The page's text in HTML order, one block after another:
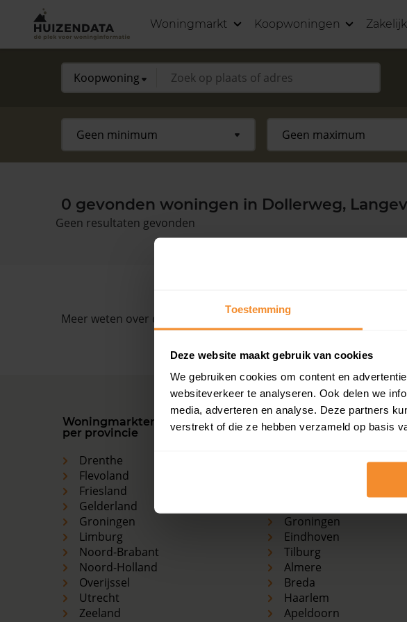
Toestemming
Deze website maakt gebruik van cookies
We gebruiken cookies om content en
websiteverkeer te analyseren. Ook delen we
media, adverteren en analyse. Deze partners
verstrekt of die ze hebben verzameld op basis
Woningmarkt Koopwoningen Zakelijk
0 gevonden woningen in Dollerweg,
Geen resultaten gevonden
Meer weten over de ontwikkelingen van de huizenprijzen,
Woningmarkten
per provincie
Drenthe
Flevoland
Friesland
Gelderland
Groningen
Limburg
Noord-Brabant
Noord-Holland
Overijssel
Utrecht
Zeeland
Grootste
woningmarkten
Groningen
Eindhoven
Tilburg
Almere
Breda
Haarlem
Apeldoorn